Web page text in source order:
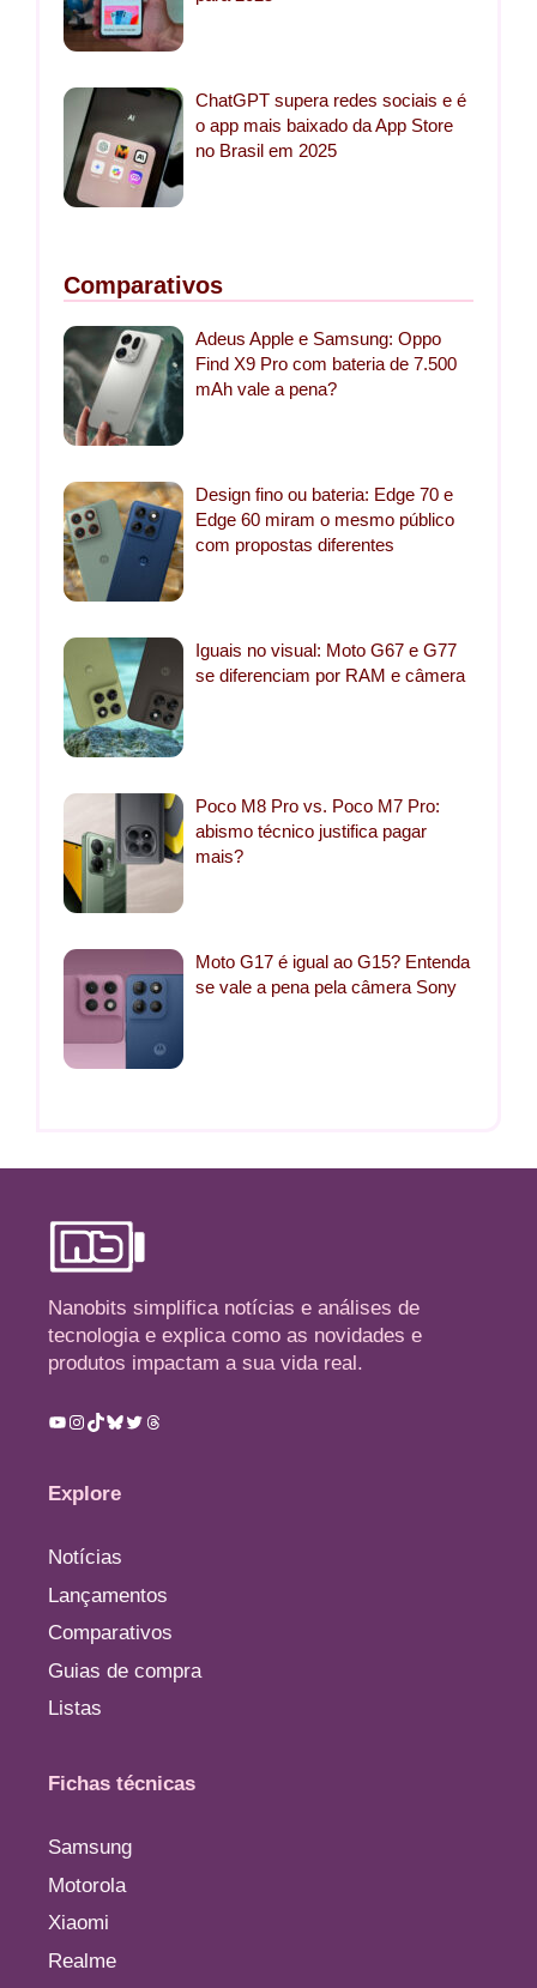
ChatGPT supera redes sociais e é
o app mais baixado da App Store
no Brasil em 2025
Comparativos
Adeus Apple e Samsung: Oppo
Find X9 Pro com bateria de 7.500
mAh vale a pena?
Design fino ou bateria: Edge 70 e
Edge 60 miram o mesmo público
com propostas diferentes
Iguais no visual: Moto G67 e G77
se diferenciam por RAM e câmera
Poco M8 Pro vs. Poco M7 Pro:
abismo técnico justifica pagar
mais?
Moto G17 é igual ao G15? Entenda
se vale a pena pela câmera Sony
Nanobits simplifica notícias e análises de
tecnologia e explica como as novidades e
produtos impactam a sua vida real.
Youtube
Instagram
TikTok
Bluesky
TwitterThreads
Explore
Notícias
Lançamentos
Comparativos
Guias de compra
Listas
Fichas técnicas
Samsung
Motorola
Xiaomi
Realme